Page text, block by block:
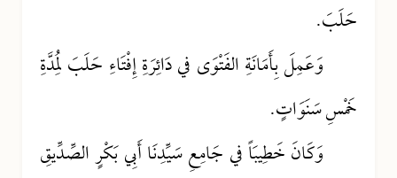
حَلَبَ.
وَعَمِلَ بِأَمَانَةِ الفَتْوَى في دَائِرَةِ إِفْتَاءِ حَلَبَ لِمُدَّةِ
خَمْسِ سَنَوَاتٍ.
وَكَانَ خَطِيبَاً في جَامِعِ سَيِّدِنَا أَبِي بَكْرٍ الصِّدِّيقِ